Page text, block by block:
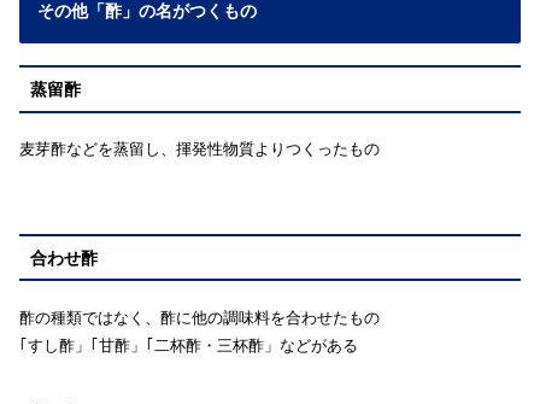
その他「酢」の名がつくもの
蒸留酢
麦芽酢などを蒸留し、揮発性物質よりつくったもの
合わせ酢
酢の種類ではなく、酢に他の調味料を合わせたもの
｢すし酢」｢甘酢」｢二杯酢・三杯酢」などがある